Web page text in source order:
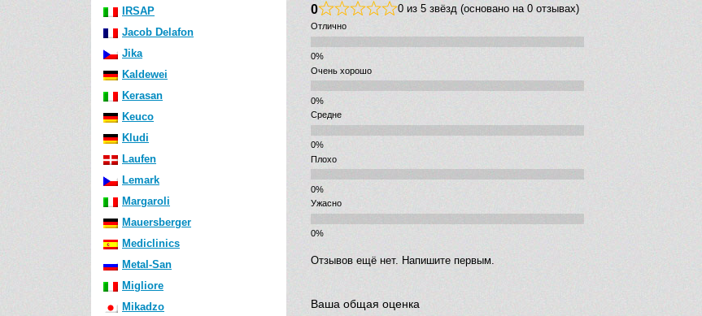
IRSAP
Jacob Delafon
Jika
Kaldewei
Kerasan
Keuco
Kludi
Laufen
Lemark
Margaroli
Mauersberger
Mediclinics
Metal-San
Migliore
Mikadzo
0 0 из 5 звёзд (основано на 0 отзывах)
Отлично
Очень хорошо
Средне
Плохо
Ужасно
Отзывов ещё нет. Напишите первым.
Ваша общая оценка